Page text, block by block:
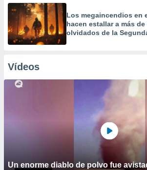
Los megaincendios en
hacen estallar a más
olvidados de la
Vídeos
Un enorme diablo de polvo fue